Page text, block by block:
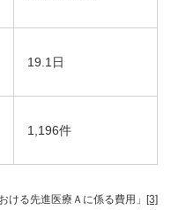
19.1日
1,196件
る先進医療Ａに係る費用」
[3]